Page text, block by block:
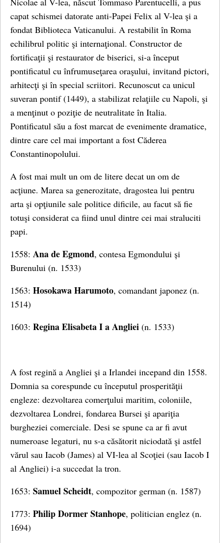
capat schismei datorate anti-Papei Felix al V-lea şi a
fondat Biblioteca Vaticanului. A restabilit în Roma
echilibrul politic şi internaţional. Constructor de
fortificaţii şi restaurator de biserici, si-a început
pontificatul cu înfrumuseţarea oraşului, invitand pictori,
arhitecţi şi în special scriitori. Recunoscut ca unicul
suveran pontif (1449), a stabilizat relaţiile cu Napoli, şi
a menţinut o poziţie de neutralitate în Italia.
Pontificatul său a fost marcat de evenimente dramatice,
dintre care cel mai important a fost Căderea
Constantinopolului.
A fost mai mult un om de litere decat un om de
acţiune. Marea sa generozitate, dragostea lui pentru
arta şi opţiunile sale politice dificile, au facut să fie
totuşi considerat ca fiind unul dintre cei mai straluciti
papi.
1558: Ana de Egmond, contesa Egmondului și
Burenului (n. 1533)
1563: Hosokawa Harumoto, comandant japonez (n.
1514)
1603: ReginaElisabeta I a Angliei (n. 1533)
A fost regină a Angliei şi a Irlandei incepand din 1558.
Domnia sa corespunde cu începutul prosperităţii
engleze: dezvoltarea comerţului maritim, coloniile,
dezvoltarea Londrei, fondarea Bursei şi apariţia
burgheziei comerciale. Desi se spune ca ar fi avut
numeroase legaturi, nu s-a căsătorit niciodată şi astfel
vărul sau Iacob (James) al VI-lea al Scoţiei (sau Iacob I
al Angliei) i-a succedat la tron.
1653: Samuel Scheidt, compozitor german (n. 1587)
1773: Philip Dormer Stanhope, politician englez (n.
1694)